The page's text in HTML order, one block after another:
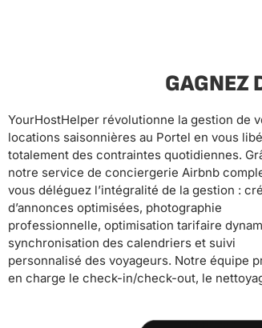
GAGNEZ
YourHostHelper révolutionne la gestion de
locations saisonnières au Portel en vous
totalement des contraintes quotidiennes.
notre service de conciergerie Airbnb
vous déléguez l’intégralité de la gestion :
d’annonces optimisées, photographie
professionnelle, optimisation tarifaire
synchronisation des calendriers et suivi
personnalisé des voyageurs. Notre équipe
en charge le check-in/check-out, le
professionnel, la fourniture et l’entretien du
ainsi que le réapprovisionnement
consommables. Avec notre assistance et
de conciergerie disponibles 24/7, vos
bénéficient d’un accompagnement
pendant que vous profitez de votre temps libre. La
maintenance préventive et le suivi de
garantissent des standards hôteliers qui génèrent
d’excellents avis et maximisent vos
confiant votre bien à YourHostHelper,
transformez votre investissement en source
revenus passifs : plus de gestion fastidieuse,
de stress lié aux imprévus, plus de nuits
pour répondre aux voyageurs. Votre
fonctionne en pilote automatique
vous vous concentrez sur l’essentiel de votre vie